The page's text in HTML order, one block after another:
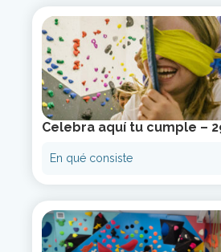
Celebra aquí tu cumple –
En qué consiste